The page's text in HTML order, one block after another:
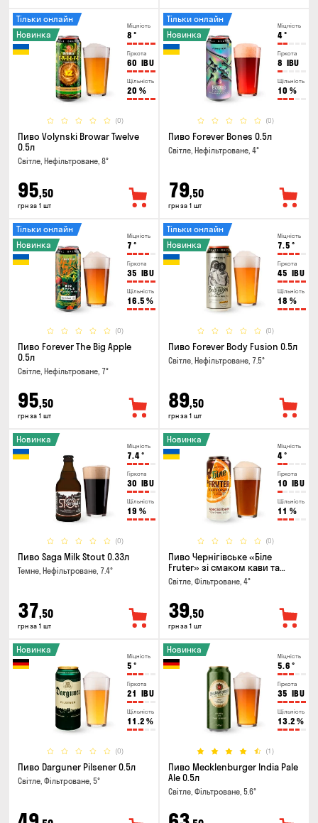
Міцність
8 °
Гіркота
60 IBU
Щільність
20 %
(0)
Тільки онлайн
Новинка
Пиво Volynski Browar Twelve
0.5л
Світле, Нефільтроване, 8°
95,50
грн за 1 шт
Міцність
4°
Гіркота
8 IBU
Щільність
10 %
(0)
Тільки онлайн
Новинка
Пиво Forever Bones 0.5л
Світле, Нефільтроване, 4°
79,50
грн за 1 шт
Міцність
7 °
Гіркота
35 IBU
Щільність
16.5 %
(0)
Тільки онлайн
Новинка
Пиво Forever The Big Apple
0.5л
Світле, Нефільтроване, 7°
95,50
грн за 1 шт
Міцність
7.5 °
Гіркота
45 IBU
Щільність
18 %
(0)
Тільки онлайн
Новинка
Пиво Forever Body Fusion 0.5л
Світле, Нефільтроване, 7.5°
89,50
грн за 1 шт
Міцність
7.4°
Гіркота
30 IBU
Щільність
19 %
(0)
Новинка
Пиво Saga Milk Stout 0.33л
Темне, Нефільтроване, 7.4°
37,50
грн за 1 шт
Міцність
4°
Гіркота
10 IBU
Щільність
11 %
(0)
Новинка
Пиво Чернігівське «Біле
Fruter» зі смаком кави та
апельсину 0.5л
Світле, Фільтроване, 4°
39,50
грн за 1 шт
Міцність
5 °
Гіркота
21 IBU
Щільність
11.2 %
(0)
Новинка
Пиво Darguner Pilsener 0.5л
Світле, Фільтроване, 5°
Міцність
5.6 °
Гіркота
35 IBU
Щільність
13.2 %
(1)
Новинка
Пиво Mecklenburger India Pale
Ale 0.5л
Світле, Фільтроване, 5.6°